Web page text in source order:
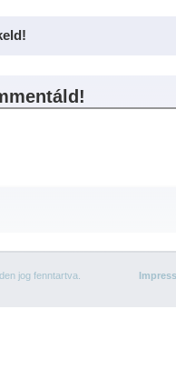
jog fenntartva.